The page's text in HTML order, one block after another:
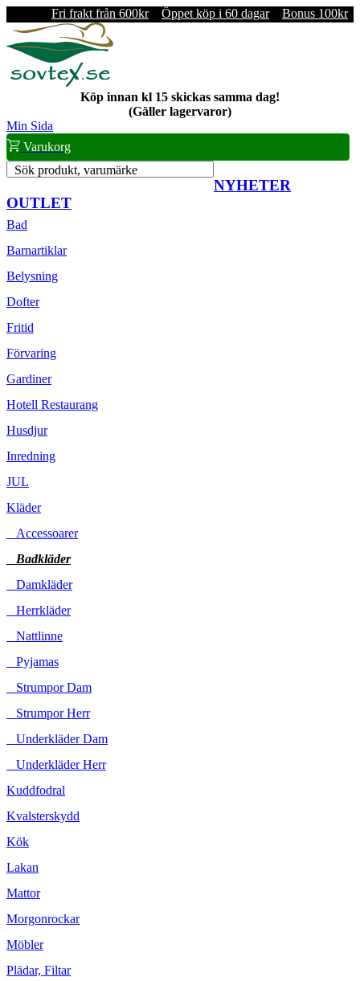
Fri frakt från 600kr Öppet köp i 60 dagar Bonus 100kr
Köp innan kl 15 skickas samma dag!
(Gäller lagervaror)
Min Sida
Varukorg
Sök produkt, varumärke
NYHETER
OUTLET
Bad
Barnartiklar
Belysning
Dofter
Fritid
Förvaring
Gardiner
Hotell Restaurang
Husdjur
Inredning
JUL
Kläder
Accessoarer
Badkläder
Damkläder
Herrkläder
Nattlinne
Pyjamas
Strumpor Dam
Strumpor Herr
Underkläder Dam
Underkläder Herr
Kuddfodral
Kvalsterskydd
Kök
Lakan
Mattor
Morgonrockar
Möbler
Plädar, Filtar